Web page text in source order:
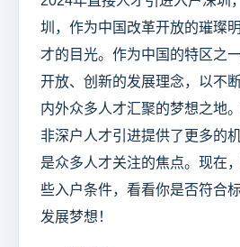
圳，作为中国改革开放的璀璨
才的目光。作为中国的特区之
开放、创新的发展理念，以不
内外众多人才汇聚的梦想之地
非深户人才引进提供了更多的
是众多人才关注的焦点。现在
些入户条件，看看你是否符合
发展梦想！